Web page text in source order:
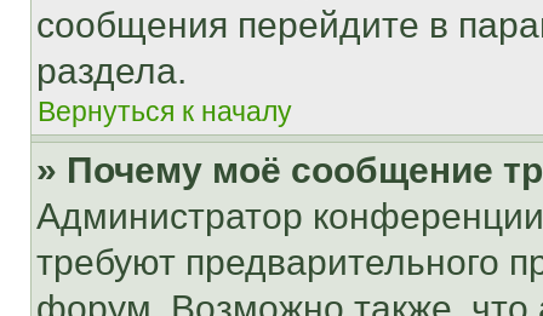
сообщения перейдите в
раздела.
Вернуться к началу
» Почему моё сообщение
Администратор
требуют предварительного